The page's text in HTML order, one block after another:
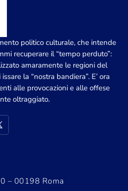
politico culturale, che intende
recuperare il “tempo perduto”:
amaramente le regioni del
la “nostra bandiera”. E’ ora
alle provocazioni e alle offese
oltraggiato.
– 00198 Roma